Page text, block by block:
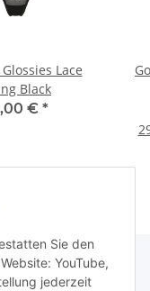
Sie den
YouTube,
jederzeit
Lace
Black
€ *